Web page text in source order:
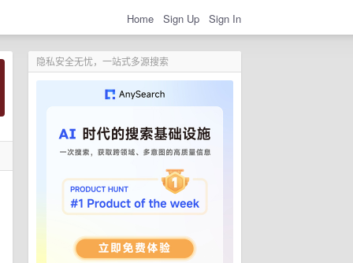
Home Sign Up Sign In
隐私安全无忧，一站式多源搜索